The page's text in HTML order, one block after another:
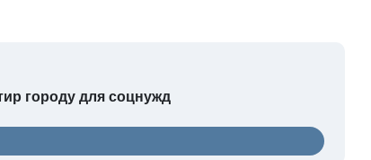
городу для соцнужд